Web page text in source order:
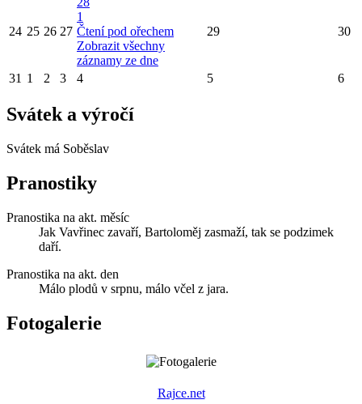
24 25 26 27
1
Čtení pod ořechem
Zobrazit všechny
záznamy ze dne
29 30
31 1 2 3 4 5 6
Svátek a výročí
Svátek má Soběslav
Pranostiky
Pranostika na akt. měsíc
Jak Vavřinec zavaří, Bartoloměj zasmaží, tak se podzimek
daří.
Pranostika na akt. den
Málo plodů v srpnu, málo včel z jara.
Fotogalerie
Rajce.net